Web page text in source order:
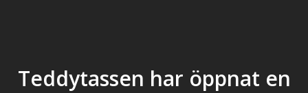
Teddytassen har öppnat en